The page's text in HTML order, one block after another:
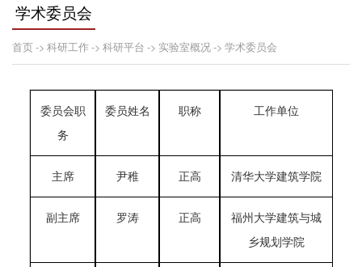
学术委员会
首页-> 科研工作-> 科研平台 -> 实验室概况-> 学术委员会
委员会职
务
委员姓名 职称 工作单位
主席 尹稚 正高 清华大学建筑学院
副主席 罗涛 正高
福州大学建筑与城
乡规划学院